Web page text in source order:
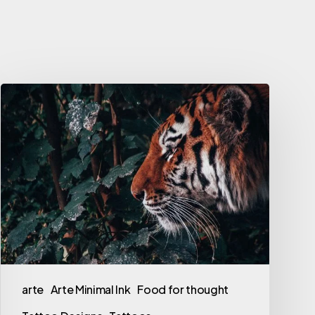
arte Arte Minimal Ink Food for thought
Porque
tatuamos
tigres?